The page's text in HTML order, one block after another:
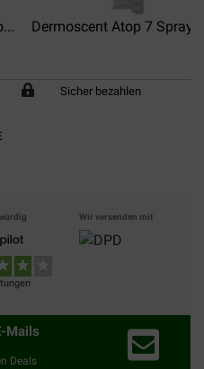
Dermoscent Atop 7 Spray
Sicher bezahlen
Wir versenden mit
Mails
Deals